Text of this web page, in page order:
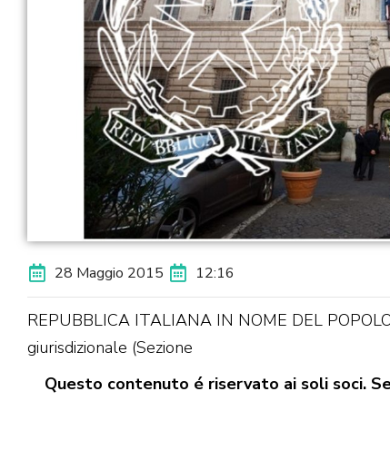
28 Maggio 2015 12:16
REPUBBLICA ITALIANA IN NOME DEL
giurisdizionale (Sezione
Questo contenuto é riservato ai soli soci.